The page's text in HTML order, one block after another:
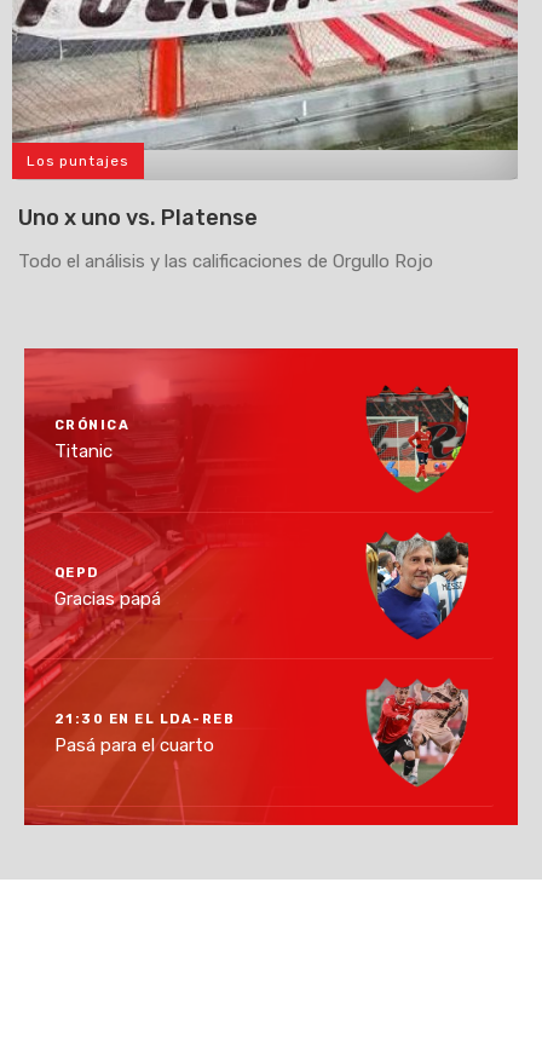
Los puntajes
Uno x uno vs. Platense
Todo el análisis y las calificaciones de Orgullo Rojo
CRÓNICA
Titanic
QEPD
Gracias papá
21:30 EN EL LDA-REB
Pasá para el cuarto